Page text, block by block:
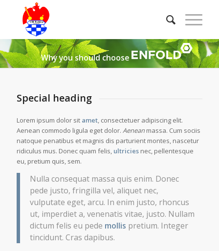
Why you should choose
Special heading
Lorem ipsum dolor sit amet, consectetuer adipiscing elit.
Aenean commodo ligula eget dolor. Aeneanmassa. Cum sociis
natoque penatibus et magnis dis parturient montes, nascetur
ridiculus mus. Donec quam felis, ultriciesnec, pellentesque
eu, pretium quis, sem.
Nulla consequat massa quis enim. Donec
pede justo, fringilla vel, aliquet nec,
vulputate eget, arcu. In enim justo, rhoncus
ut, imperdiet a, venenatis vitae, justo. Nullam
dictum felis eu pede mollis pretium. Integer
tincidunt. Cras dapibus.